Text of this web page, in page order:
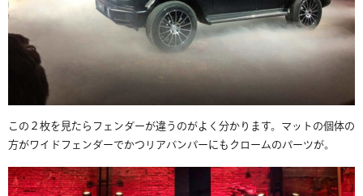
この２枚を見たらフェンダーが違うのがよく分かります。マットの個体の
方がワイドフェンダーでかつリアバンパーにもクロームのパーツが。